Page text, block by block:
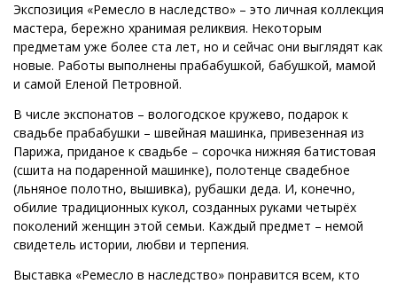
Экспозиция «Ремесло в наследство» – это личная коллекция
мастера, бережно хранимая реликвия. Некоторым
предметам уже более ста лет, но и сейчас они выглядят как
новые. Работы выполнены прабабушкой, бабушкой, мамой
и самой Еленой Петровной.
В числе экспонатов – вологодское кружево, подарок к
свадьбе прабабушки – швейная машинка, привезенная из
Парижа, приданое к свадьбе – сорочка нижняя батистовая
(сшита на подаренной машинке), полотенце свадебное
(льняное полотно, вышивка), рубашки деда. И, конечно,
обилие традиционных кукол, созданных руками четырёх
поколений женщин этой семьи. Каждый предмет – немой
свидетель истории, любви и терпения.
Выставка «Ремесло в наследство» понравится всем, кто